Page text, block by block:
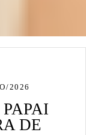
2026
DE